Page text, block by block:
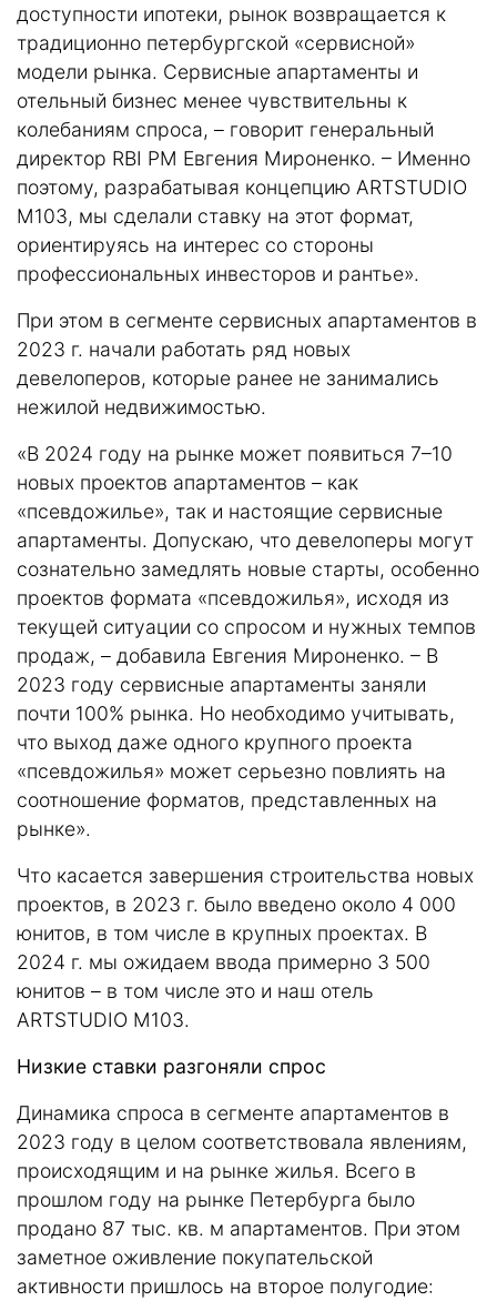
доступности ипотеки, рынок возвращается к
традиционно петербургской «сервисной»
модели рынка. Сервисные апартаменты и
отельный бизнес менее чувствительны к
колебаниям спроса, – говорит генеральный
директор RBI PM Евгения Мироненко. – Именно
поэтому, разрабатывая концепцию ARTSTUDIO
М103, мы сделали ставку на этот формат,
ориентируясь на интерес со стороны
профессиональных инвесторов и рантье».
При этом в сегменте сервисных апартаментов в
2023 г. начали работать ряд новых
девелоперов, которые ранее не занимались
нежилой недвижимостью.
«В 2024 году на рынке может появиться 7–10
новых проектов апартаментов – как
«псевдожилье», так и настоящие сервисные
апартаменты. Допускаю, что девелоперы могут
сознательно замедлять новые старты, особенно
проектов формата «псевдожилья», исходя из
текущей ситуации со спросом и нужных темпов
продаж, – добавила Евгения Мироненко. – В
2023 году сервисные апартаменты заняли
почти 100% рынка. Но необходимо учитывать,
что выход даже одного крупного проекта
«псевдожилья» может серьезно повлиять на
соотношение форматов, представленных на
рынке».
Что касается завершения строительства новых
проектов, в 2023 г. было введено около 4 000
юнитов, в том числе в крупных проектах. В
2024 г. мы ожидаем ввода примерно 3 500
юнитов – в том числе это и наш отель
ARTSTUDIO М103.
Низкие ставки разгоняли спрос
Динамика спроса в сегменте апартаментов в
2023 году в целом соответствовала явлениям,
происходящим и на рынке жилья. Всего в
прошлом году на рынке Петербурга было
продано 87 тыс. кв. м апартаментов. При этом
заметное оживление покупательской
активности пришлось на второе полугодие: